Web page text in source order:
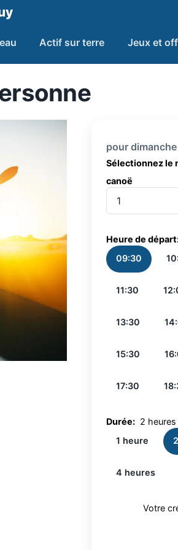
Actif sur terre Jeux et
pour
Sélectionnez le
canoë
Heure de
09:30
11:30
13:30
15:30
17:30
Durée: 2 heures
1 heure
4 heures
Votre